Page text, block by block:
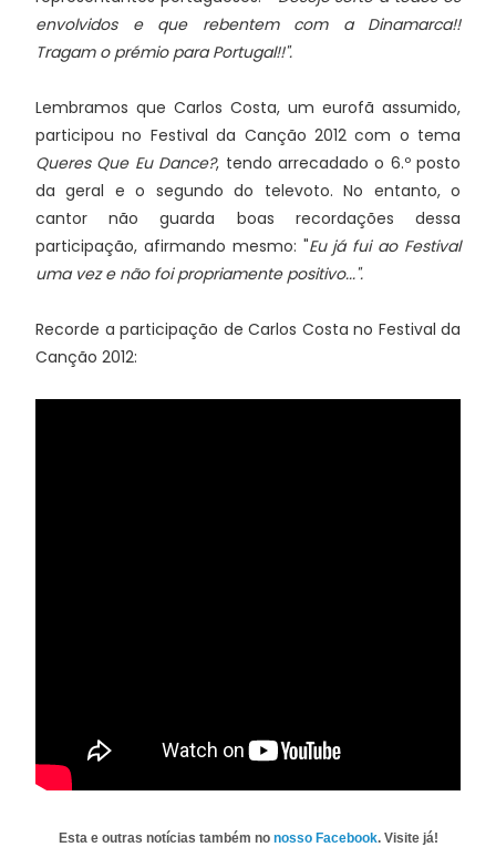
envolvidos e que rebentem com a Dinamarca!!
Tragam o prémio para Portugal!!".
Lembramos que Carlos Costa, um eurofã assumido,
participou no Festival da Canção 2012 com o tema
Queres Que Eu Dance?, tendo arrecadado o 6.º posto
da geral e o segundo do televoto. No entanto, o
cantor não guarda boas recordações dessa
participação, afirmando mesmo: "Eu já fui ao Festival
uma vez e não foi propriamente positivo...".
Recorde a participação de Carlos Costa no Festival da
Canção 2012:
Esta e outras notícias também no nosso Facebook. Visite já!